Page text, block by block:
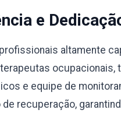
e
altamente
ocupacionais,
e equipe de
recuperação,